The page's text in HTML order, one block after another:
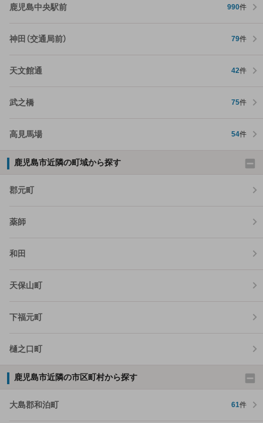
鹿児島中央駅前 990件
神田（交通局前） 79件
天文館通 42件
武之橋 75件
高見馬場 54件
鹿児島市近隣の町域から探す
郡元町
薬師
和田
天保山町
下福元町
樋之口町
鹿児島市近隣の市区町村から探す
大島郡和泊町 61件